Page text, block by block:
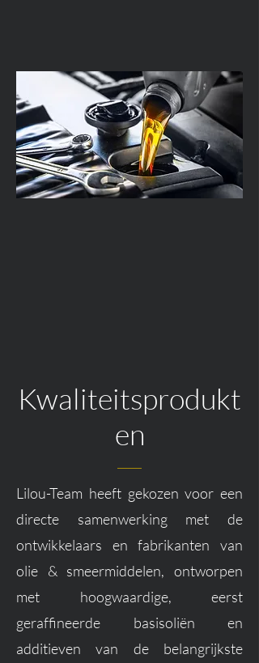
Kwaliteitsprodukt
en
Lilou-Team heeft gekozen voor een
directe samenwerking met de
ontwikkelaars en fabrikanten van
olie & smeermiddelen, ontworpen
met hoogwaardige, eerst
geraffineerde basisoliën en
additieven van de belangrijkste